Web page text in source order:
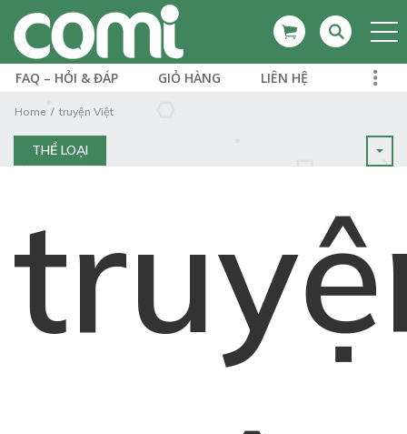
FAQ – HỎI & ĐÁP GIỎ HÀNG LIÊN HỆ
Home truyện Việt
THỂ LOẠI